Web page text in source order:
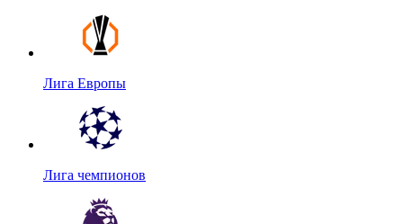
Лига Европы
Лига чемпионов